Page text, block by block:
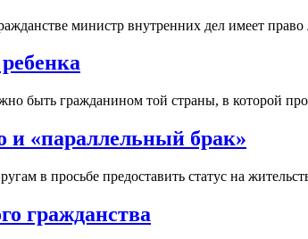
министр внутренних дел имеет
быть гражданином той страны, в которой
и «параллельный брак»
в просьбе предоставить статус на
гражданства